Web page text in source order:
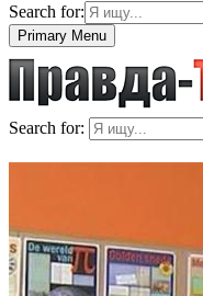
Search for:
Primary Menu
Search for: